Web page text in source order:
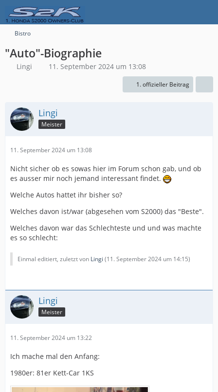
Bistro
"Auto"-Biographie
Lingi 11. September 2024 um 13:08
1. offizieller Beitrag
Lingi
Meister
11. September 2024 um 13:08
Nicht sicher ob es sowas hier im Forum schon gab, und ob
es ausser mir noch jemand interessant findet.
Welche Autos hattet ihr bisher so?
Welches davon ist/war (abgesehen vom S2000) das "Beste".
Welches davon war das Schlechteste und und was machte
es so schlecht:
Einmal editiert, zuletzt von Lingi (11. September 2024 um 14:15)
Lingi
Meister
11. September 2024 um 13:22
Ich mache mal den Anfang:
1980er: 81er Kett-Car 1KS